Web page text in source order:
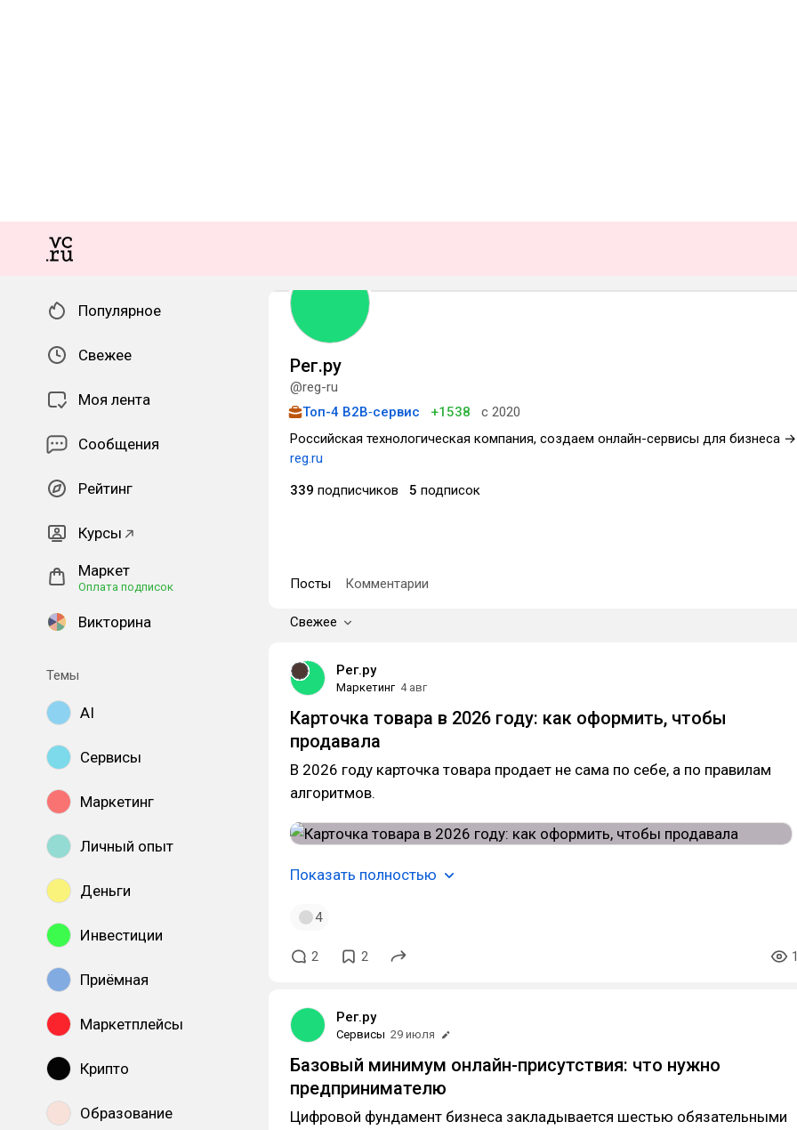
Популярное
Свежее
Моя лента
Сообщения
Рейтинг
Курсы
Маркет
Оплата подписок
Викторина
Темы
AI
Сервисы
Маркетинг
Личный опыт
Деньги
Инвестиции
Приёмная
Маркетплейсы
Крипто
Образование
Рег.ру
@reg-ru
Топ-4 B2B‑сервис
+1538
с 2020
Российская технологическая компания, создаем онлайн-сервисы для бизнеса →
reg.ru
339 подписчиков 5 подписок
Посты Комментарии
Свежее
Рег.ру
Маркетинг 4 авг
Карточка товара в 2026 году: как оформить, чтобы
продавала
В 2026 году карточка товара продает не сама по себе, а по правилам
алгоритмов.
Показать полностью
4
2 2
Рег.ру
Сервисы 29 июля
Базовый минимум онлайн-присутствия: что нужно
предпринимателю
Цифровой фундамент бизнеса закладывается шестью обязательными